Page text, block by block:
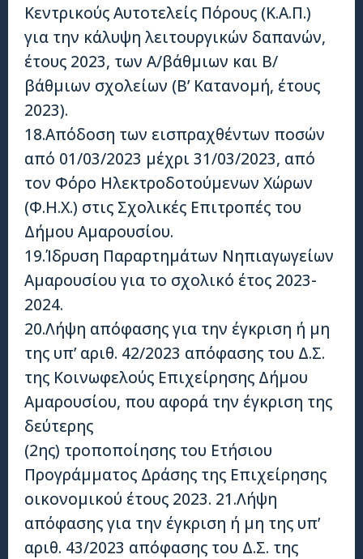
Κεντρικούς Αυτοτελείς Πόρους (Κ.Α.Π.)
για την κάλυψη λειτουργικών δαπανών,
έτους 2023, των Α/βάθμιων και Β/
βάθμιων σχολείων (Β’ Κατανομή, έτους
2023).
18.Απόδοση των εισπραχθέντων ποσών
από 01/03/2023 μέχρι 31/03/2023, από
τον Φόρο Ηλεκτροδοτούμενων Χώρων
(Φ.Η.Χ.) στις Σχολικές Επιτροπές του
Δήμου Αμαρουσίου.
19.Ίδρυση Παραρτημάτων Νηπιαγωγείων
Αμαρουσίου για το σχολικό έτος 2023-
2024.
20.Λήψη απόφασης για την έγκριση ή μη
της υπ’ αριθ. 42/2023 απόφασης του Δ.Σ.
της Κοινωφελούς Επιχείρησης Δήμου
Αμαρουσίου, που αφορά την έγκριση της
δεύτερης
(2ης) τροποποίησης του Ετήσιου
Προγράμματος Δράσης της Επιχείρησης
οικονομικού έτους 2023. 21.Λήψη
απόφασης για την έγκριση ή μη της υπ’
αριθ. 43/2023 απόφασης του Δ.Σ. της